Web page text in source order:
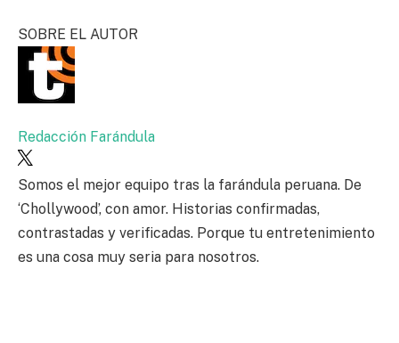
SOBRE EL AUTOR
Redacción Farándula
Somos el mejor equipo tras la farándula peruana. De
‘Chollywood’, con amor. Historias confirmadas,
contrastadas y verificadas. Porque tu entretenimiento
es una cosa muy seria para nosotros.